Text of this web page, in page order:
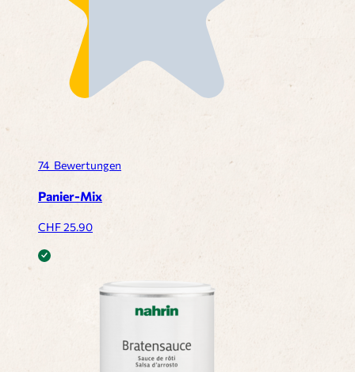
74 Bewertungen
Panier-Mix
CHF25.90